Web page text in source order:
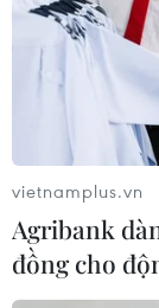
vietnamplus.vn
Agribank
đồng cho